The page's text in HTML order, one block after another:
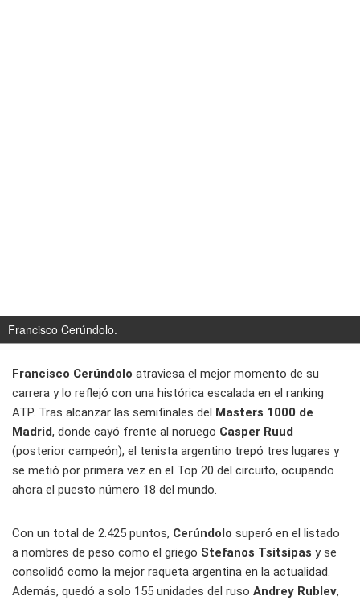
Francisco Cerúndolo.
Francisco Cerúndolo atraviesa el mejor momento de su
carrera y lo reflejó con una histórica escalada en el ranking
ATP. Tras alcanzar las semifinales del Masters 1000 de
Madrid, donde cayó frente al noruego Casper Ruud
(posterior campeón), el tenista argentino trepó tres lugares y
se metió por primera vez en el Top 20 del circuito, ocupando
ahora el puesto número 18 del mundo.
Con un total de 2.425 puntos, Cerúndolo superó en el listado
a nombres de peso como el griego Stefanos Tsitsipas y se
consolidó como la mejor raqueta argentina en la actualidad.
Además, quedó a solo 155 unidades del ruso Andrey Rublev,